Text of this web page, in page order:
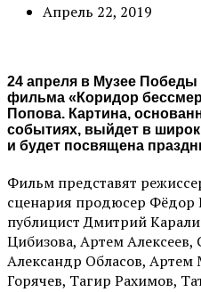
Апрель 22, 2019
24 апреля в Музее Победы
фильма «Коридор
Попова. Картина,
событиях, выйдет в
и будет посвящена
Фильм представят
сценария продюсер Фёдор
публицист Дмитрий
Цибизова, Артем Алексеев,
Александр Обласов, Артем
Горячев, Тагир Рахимов,